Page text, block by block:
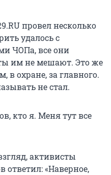
провел несколько
удалось с
ЧОПа, все они
им не мешают. Это же
в охране, за главного.
не стал.
кто я. Меня тут все
активисты
ответил: «Наверное,